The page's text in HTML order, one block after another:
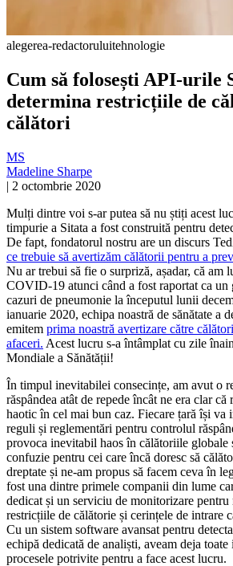
alegerea-redactoruluitehnologie
Cum să folosești API-urile
determina restricțiile de
călători
MS
Madeline Sharpe
| 2 octombrie 2020
Mulți dintre voi s-ar putea să nu știți acest
timpurie a Sitata a fost construită pentru
De fapt, fondatorul nostru are un discurs
ce trebuie să avertizăm călătorii pentru a
Nu ar trebui să fie o surpriză, așadar, că am
COVID-19 atunci când a fost raportat ca un
cazuri de pneumonie la începutul lunii
ianuarie 2020, echipa noastră de sănătate a
emitem prima noastră avertizare către
afaceri. Acest lucru s-a întâmplat cu zile
Mondiale a Sănătății!
În timpul inevitabilei consecințe, am avut o
răspândea atât de repede încât ne era clar
haotic în cel mai bun caz. Fiecare țară își va
reguli și reglementări pentru controlul
provoca inevitabil haos în călătoriile globale
confuzie pentru cei care încă doresc să
dreptate și ne-am propus să facem ceva în
fost una dintre primele companii din lume
dedicat și un serviciu de monitorizare
restricțiile de călătorie și cerințele de intrare
Cu un sistem software avansat pentru
echipă dedicată de analiști, aveam deja toate
procesele potrivite pentru a face acest lucru.